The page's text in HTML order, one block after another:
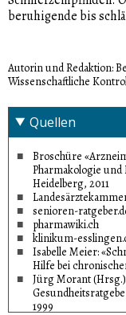
beruhigende bis
Autorin und Redaktion:
Wissenschaftliche
Quellen
Broschüre
Pharmakologie
Heidelberg, 2011
senioren-
pharmawiki.ch
klinikum-
Isabelle Meier:
Hilfe bei
Jürg Morant
1999